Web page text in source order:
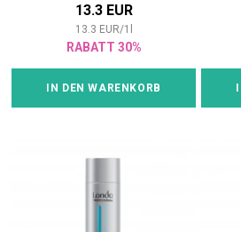
13.3 EUR
13.3 EUR/1
RABATT 30%
IN DEN WARENKORB